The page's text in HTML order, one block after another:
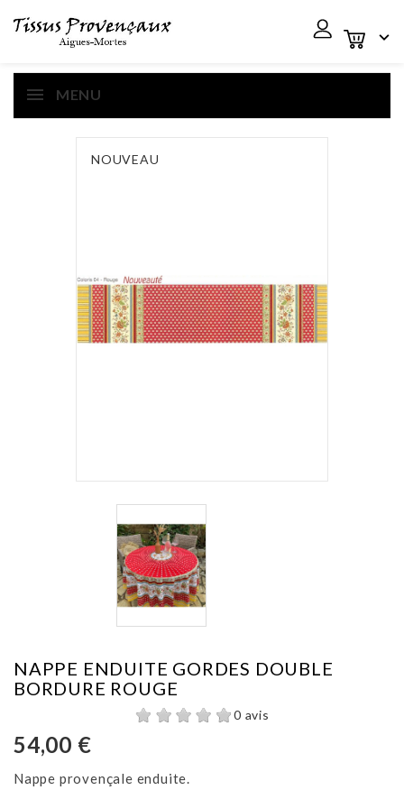

MENU
NOUVEAU
NAPPE ENDUITE GORDES DOUBLE
BORDURE ROUGE
0 avis
54,00 €
Nappe provençale enduite.